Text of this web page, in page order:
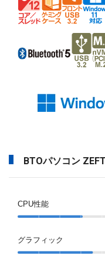
BTOパソコン
CPU性能
グラフィック